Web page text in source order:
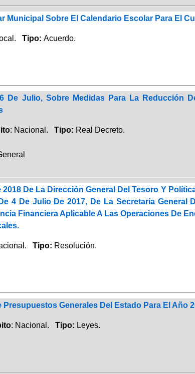
Municipal Sobre El Calendario Escolar Para El
Tipo: Acuerdo.
De Julio, Sobre Medidas Para La Reducción
: Nacional. Tipo: Real Decreto.
De La Dirección General Del Tesoro Y
4 De Julio De 2017, De La Secretaría General
Financiera Aplicable A Las Operaciones De
Tipo: Resolución.
Presupuestos Generales Del Estado Para El Año
: Nacional. Tipo: Leyes.